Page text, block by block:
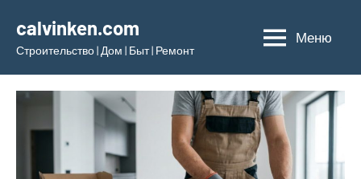
содержимому
calvinken.com
Строительство | Дом | Быт | Ремонт
Меню